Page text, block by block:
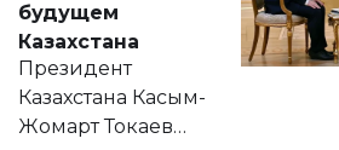
будущем
Казахстана
Президент
Казахстана Касым-
Жомарт Токаев